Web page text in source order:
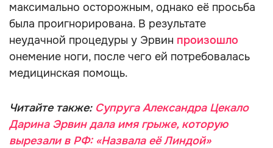
максимально осторожным, однако её просьба
была проигнорирована. В результате
неудачной процедуры у Эрвин произошло
онемение ноги, после чего ей потребовалась
медицинская помощь.
Читайте также: Супруга Александра Цекало
Дарина Эрвин дала имя грыже, которую
вырезали в РФ: «Назвала её Линдой»